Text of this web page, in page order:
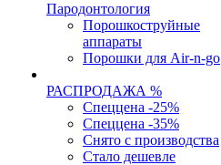
Пародонтология
Порошкоструйные
аппараты
Порошки для Air-n-go
РАСПРОДАЖА %
Спеццена -25%
Спеццена -35%
Снято с производства
Стало дешевле